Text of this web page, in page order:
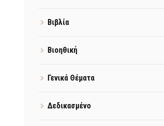
Βιβλία
Βιοηθική
Γενικά Θέματα
Δεδικασμένο